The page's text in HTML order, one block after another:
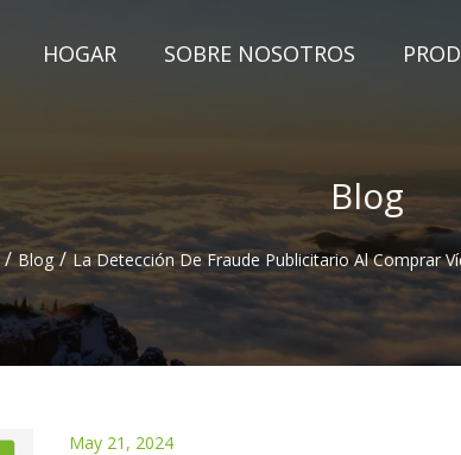
HOGAR SOBRE NOSOTROS
Blog
/ Blog / La Detección De Fraude Publicitario Al Comprar
May 21, 2024